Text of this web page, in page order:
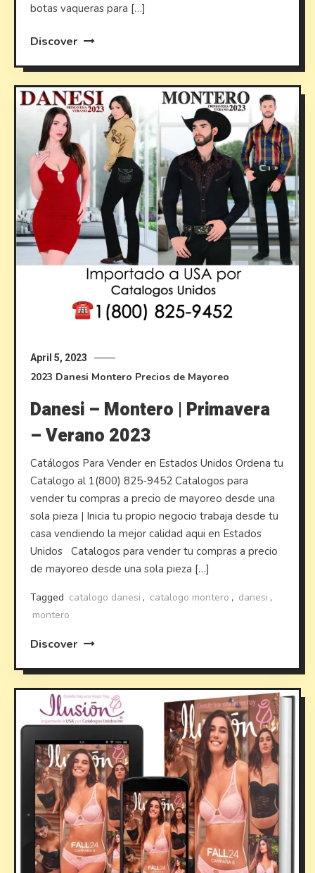
botas vaqueras para […]
Discover
April 5, 2023
2023 Danesi Montero Precios de Mayoreo
Danesi – Montero | Primavera
– Verano 2023
Catálogos Para Vender en Estados Unidos Ordena tu
Catalogo al 1(800) 825-9452 Catalogos para
vender tu compras a precio de mayoreo desde una
sola pieza | Inicia tu propio negocio trabaja desde tu
casa vendiendo la mejor calidad aqui en Estados
Unidos Catalogos para vender tu compras a precio
de mayoreo desde una sola pieza […]
Tagged catalogo danesi , catalogo montero , danesi ,
montero
Discover